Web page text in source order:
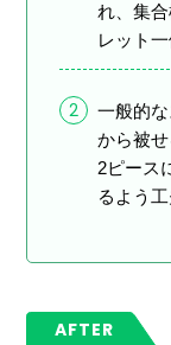
れ、集
レット
2
一般的
から被
2ピース
るよう工
AFTER